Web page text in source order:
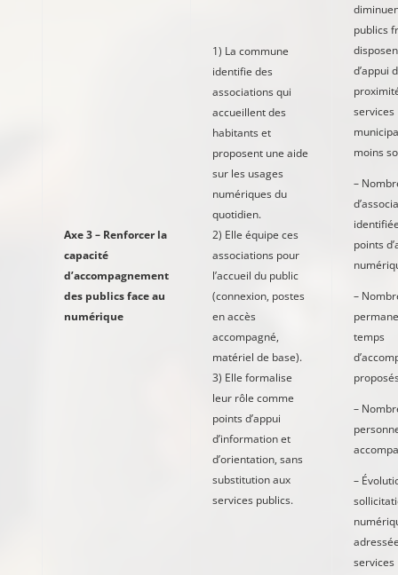
Axe 3 – Renforcer la
capacité
d’accompagnement
des publics face au
numérique
1) La commune
identifie des
associations qui
accueillent des
habitants et
proposent une aide
sur les usages
numériques du
quotidien.
2) Elle équipe ces
associations pour
l’accueil du public
(connexion, postes
en accès
accompagné,
matériel de base).
3) Elle formalise
leur rôle comme
points d’appui
d’information et
d’orientation, sans
substitution aux
services publics.
publics
d’appui
services
moins
–
points
–
temps
–
–
services